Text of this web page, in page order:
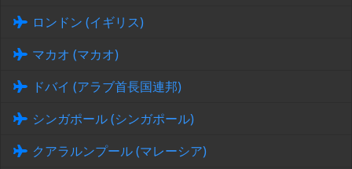
ロンドン (イギリス)
マカオ (マカオ)
ドバイ (アラブ首長国連邦)
シンガポール (シンガポール)
クアラルンプール (マレーシア)